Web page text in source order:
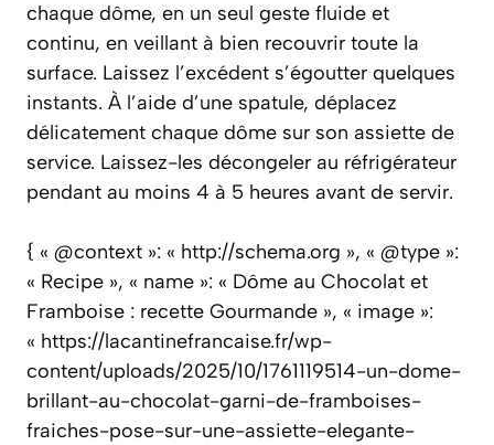
chaque dôme, en un seul geste fluide et
continu, en veillant à bien recouvrir toute la
surface. Laissez l’excédent s’égoutter quelques
instants. À l’aide d’une spatule, déplacez
délicatement chaque dôme sur son assiette de
service. Laissez-les décongeler au réfrigérateur
pendant au moins 4 à 5 heures avant de servir.
{ « @context »: « http://schema.org », « @type »:
« Recipe », « name »: « Dôme au Chocolat et
Framboise : recette Gourmande », « image »:
« https://lacantinefrancaise.fr/wp-
content/uploads/2025/10/1761119514-un-dome-
brillant-au-chocolat-garni-de-framboises-
fraiches-pose-sur-une-assiette-elegante-